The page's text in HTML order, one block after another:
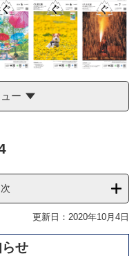
ー
更新日：2020年10月4日
せ